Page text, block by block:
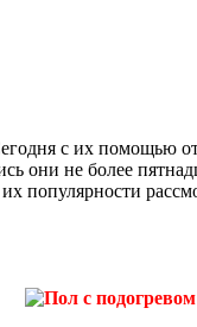
с их помощью
они не более
их популярности